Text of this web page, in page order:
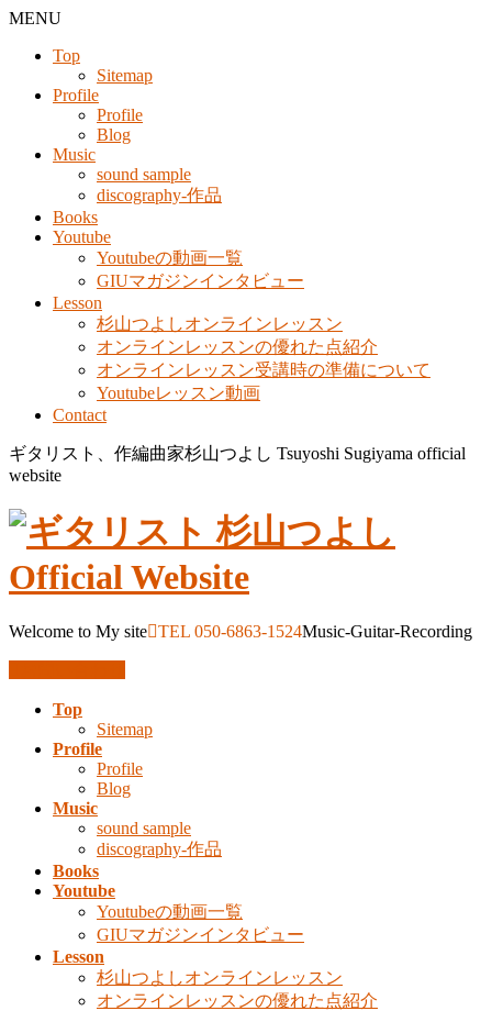
MENU
Top
Sitemap
Profile
Profile
Blog
Music
sound sample
discography-作品
Books
Youtube
Youtubeの動画一覧
GIUマガジンインタビュー
Lesson
杉山つよしオンラインレッスン
オンラインレッスンの優れた点紹介
オンラインレッスン受講時の準備について
Youtubeレッスン動画
Contact
ギタリスト、作編曲家杉山つよし Tsuyoshi Sugiyama official
website
Welcome to My site TEL 050-6863-1524Music-Guitar-Recording
Top
Sitemap
Profile
Profile
Blog
Music
sound sample
discography-作品
Books
Youtube
Youtubeの動画一覧
GIUマガジンインタビュー
Lesson
杉山つよしオンラインレッスン
オンラインレッスンの優れた点紹介